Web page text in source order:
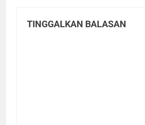
TINGGALKAN BALASAN